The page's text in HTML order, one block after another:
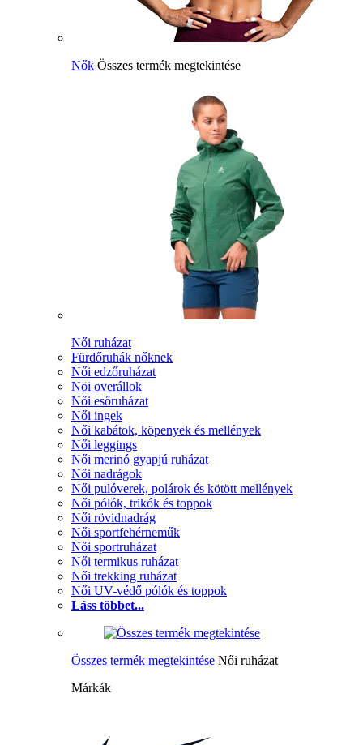
Nők Összes termék megtekintése
Női ruházat
Fürdőruhák nőknek
Női edzőruházat
Nöi overállok
Női esőruházat
Női ingek
Női kabátok, köpenyek és mellények
Női leggings
Női merinó gyapjú ruházat
Női nadrágok
Női pulóverek, polárok és kötött mellények
Női pólók, trikók és toppok
Női rövidnadrág
Női sportfehérneműk
Női sportruházat
Női termikus ruházat
Női trekking ruházat
Női UV-védő pólók és toppok
Láss többet...
Összes termék megtekintése Női ruházat
Márkák